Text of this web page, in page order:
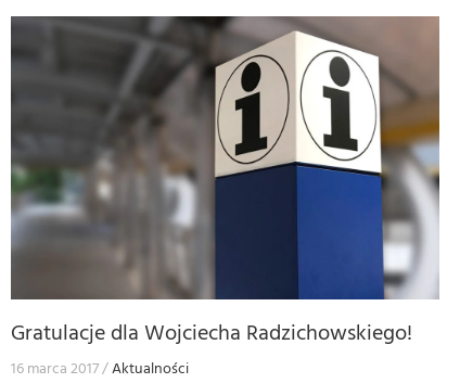
Gratulacje dla Wojciecha Radzichowskiego!
16 marca 2017 Aktualności